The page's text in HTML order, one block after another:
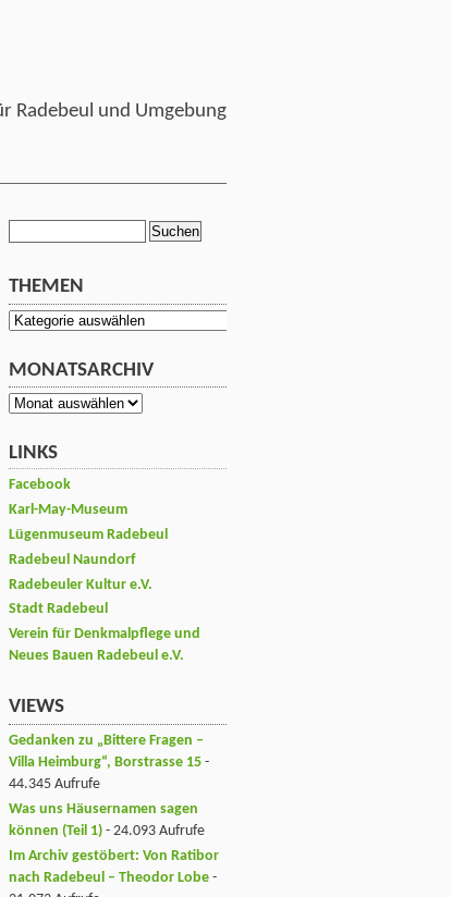
Radebeul und Umgebung
THEMEN
Themen
MONATSARCHIV
Monatsarchiv
LINKS
Facebook
Karl-May-Museum
Lügenmuseum Radebeul
Radebeul Naundorf
Radebeuler Kultur e.V.
Stadt Radebeul
Verein für Denkmalpflege und
Neues Bauen Radebeul e.V.
VIEWS
Gedanken zu „Bittere Fragen –
Villa Heimburg“, Borstrasse 15 -
44.345 Aufrufe
Was uns Häusernamen sagen
können (Teil 1) - 24.093 Aufrufe
Im Archiv gestöbert: Von Ratibor
nach Radebeul – Theodor Lobe -